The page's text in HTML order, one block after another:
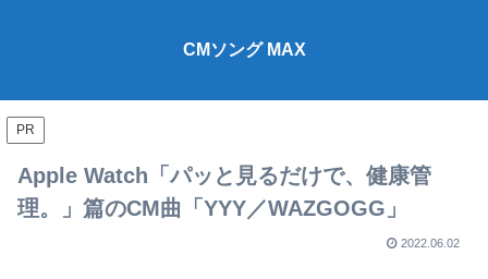
CMソング MAX
PR
Apple Watch「パッと見るだけで、健康管
理。」篇のCM曲「YYY／WAZGOGG」
2022.06.02